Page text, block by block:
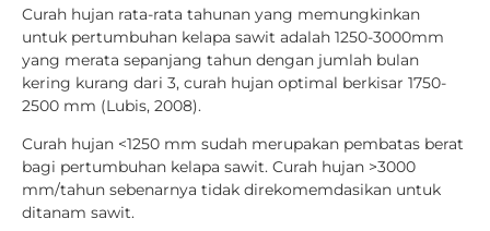
Curah hujan rata-rata tahunan yang memungkinkan
untuk pertumbuhan kelapa sawit adalah 1250-3000mm
yang merata sepanjang tahun dengan jumlah bulan
kering kurang dari 3, curah hujan optimal berkisar 1750-
2500 mm (Lubis, 2008).
Curah hujan <1250 mm sudah merupakan pembatas berat
bagi pertumbuhan kelapa sawit. Curah hujan >3000
mm/tahun sebenarnya tidak direkomemdasikan untuk
ditanam sawit.